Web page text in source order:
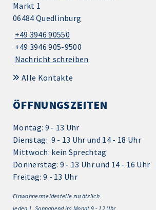
Markt 1
06484 Quedlinburg
+49 3946 90550
+49 3946 905-9500
Nachricht schreiben
Alle Kontakte
ÖFFNUNGSZEITEN
Montag: 9 - 13 Uhr
Dienstag: 9 - 13 Uhr und 14 - 18 Uhr
Mittwoch: kein Sprechtag
Donnerstag: 9 - 13 Uhr und 14 - 16 Uhr
Freitag: 9 - 13 Uhr
Einwohnermeldestelle zusätzlich
jeden 1. Sonnabend im Monat 9 - 12 Uhr